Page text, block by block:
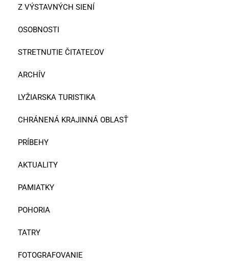
Z VÝSTAVNÝCH SIENÍ
OSOBNOSTI
STRETNUTIE ČITATEĽOV
ARCHÍV
LYŽIARSKA TURISTIKA
CHRÁNENÁ KRAJINNÁ OBLASŤ
PRÍBEHY
AKTUALITY
PAMIATKY
POHORIA
TATRY
FOTOGRAFOVANIE